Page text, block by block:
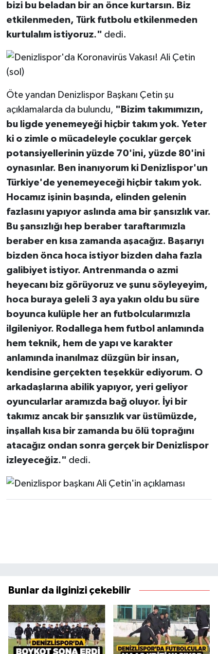
bizi bu beladan bir an önce kurtarsın. Biz
etkilenmeden, Türk futbolu etkilenmeden
kurtulalım istiyoruz." dedi.
Öte yandan Denizlispor Başkanı Çetin şu
açıklamalarda da bulundu, "Bizim takımımızın,
bu ligde yenemeyeği hiçbir takım yok. Yeter
ki o zimle o mücadeleyle çocuklar gerçek
potansiyellerinin yüzde 70'ini, yüzde 80'ini
oynasınlar. Ben inanıyorum ki Denizlispor'un
Türkiye'de yenemeyeceği hiçbir takım yok.
Hocamız işinin başında, elinden gelenin
fazlasını yapıyor aslında ama bir şansızlık var.
Bu şansızlığı hep beraber taraftarımızla
beraber en kısa zamanda aşacağız. Başarıyı
bizden önca hoca istiyor bizden daha fazla
galibiyet istiyor. Antrenmanda o azmi
heyecanı biz görüyoruz ve şunu söyleyeyim,
hoca buraya geleli 3 aya yakın oldu bu süre
boyunca kulüple her an futbolcularımızla
ilgileniyor. Rodallega hem futbol anlamında
hem teknik, hem de yapı ve karakter
anlamında inanılmaz düzgün bir insan,
kendisine gerçekten teşekkür ediyorum. O
arkadaşlarına abilik yapıyor, yeri geliyor
oyuncularlar aramızda bağ oluyor. İyi bir
takımız ancak bir şansızlık var üstümüzde,
inşallah kısa bir zamanda bu ölü toprağını
atacağız ondan sonra gerçek bir Denizlispor
izleyeceğiz." dedi.
Bunlar da ilginizi çekebilir